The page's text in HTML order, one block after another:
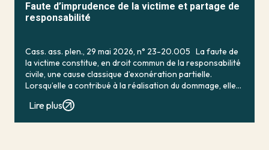
Faute d’imprudence de la victime et partage de
responsabilité
Cass. ass. plen., 29 mai 2026, n° 23-20.005 La faute de
la victime constitue, en droit commun de la responsabilité
civile, une cause classique d’exonération partielle.
Lorsqu’elle a contribué à la réalisation du dommage, elle
conduit en principe à […]
Lire plus